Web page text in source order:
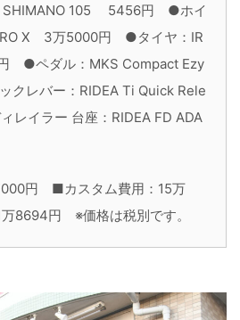
105 5456円 ●ホイ
X 3万5000円 ●タイヤ：IR
●ペダル：MKS Compact Ezy
レバー：RIDEA Ti Quick Rele
イラー 台座：RIDEA FD ADA
円 ■カスタム費用：15万
8694円 ※価格は税別です。